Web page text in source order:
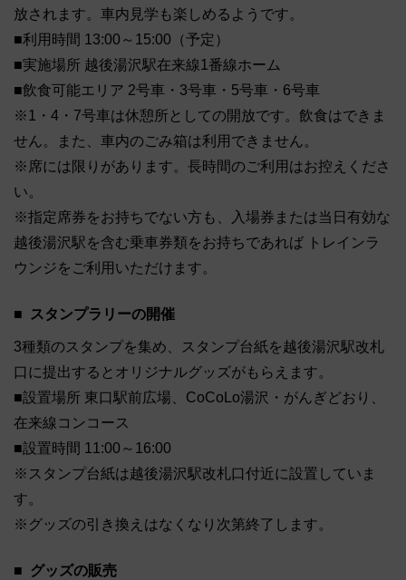
放されます。車内見学も楽しめるようです。
■利用時間 13:00～15:00（予定）
■実施場所 越後湯沢駅在来線1番線ホーム
■飲食可能エリア 2号車・3号車・5号車・6号車
※1・4・7号車は休憩所としての開放です。飲食はできま
せん。また、車内のごみ箱は利用できません。
※席には限りがあります。長時間のご利用はお控えくださ
い。
※指定席券をお持ちでない方も、入場券または当日有効な
越後湯沢駅を含む乗車券類をお持ちであれば トレインラ
ウンジをご利用いただけます。
スタンプラリーの開催
3種類のスタンプを集め、スタンプ台紙を越後湯沢駅改札
口に提出するとオリジナルグッズがもらえます。
■設置場所 東口駅前広場、CoCoLo湯沢・がんぎどおり、
在来線コンコース
■設置時間 11:00～16:00
※スタンプ台紙は越後湯沢駅改札口付近に設置していま
す。
※グッズの引き換えはなくなり次第終了します。
グッズの販売